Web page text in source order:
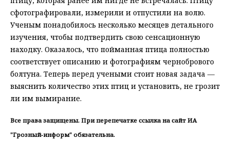
сфотографировали, измерили и отпустили на волю.
Ученым понадобилось несколько месяцев детального
изучения, чтобы подтвердить свою сенсационную
находку. Оказалось, что пойманная птица полностью
соответствует описанию и фотографиям чернобрового
болтуна. Теперь перед учеными стоит новая задача —
выяснить количество этих птиц и установить, не грозит
ли им вымирание.
Все права защищены. При перепечатке ссылка на сайт ИА
"Грозный-информ" обязательна.